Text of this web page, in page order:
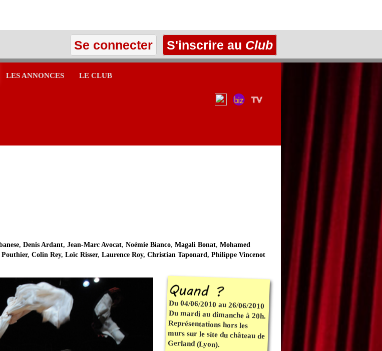
Se connecter S'inscrire au Club
LES ANNONCES LE CLUB
, Denis Ardant, Jean-Marc Avocat, Noémie Bianco, Magali Bonat, Mohamed
Pouthier, Colin Rey, Loïc Risser, Laurence Roy, Christian Taponard , Philippe Vincenot
Du 04/06/2010 au 26/06/2010
Du mardi au dimanche à 20h.
Représentations hors les
murs sur le site du château de
Gerland (Lyon).